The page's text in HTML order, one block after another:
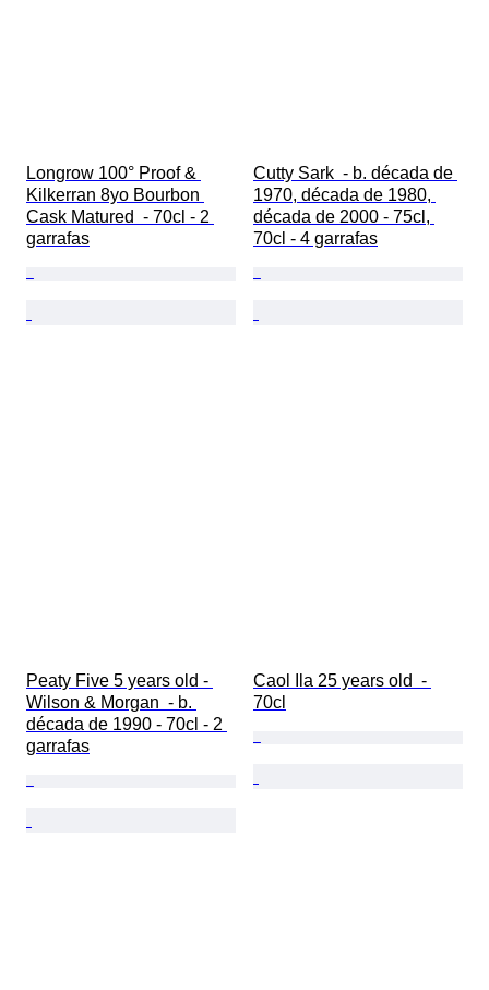
Longrow 100° Proof &
Kilkerran 8yo Bourbon
Cask Matured  - 70cl - 2
garrafas
Cutty Sark  - b. década de
1970, década de 1980,
década de 2000 - 75cl,
70cl - 4 garrafas
Peaty Five 5 years old -
Wilson & Morgan  - b.
década de 1990 - 70cl - 2
garrafas
Caol Ila 25 years old  -
70cl